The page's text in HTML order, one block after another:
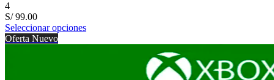
4
S/99.00
Seleccionar opciones
Oferta Nuevo